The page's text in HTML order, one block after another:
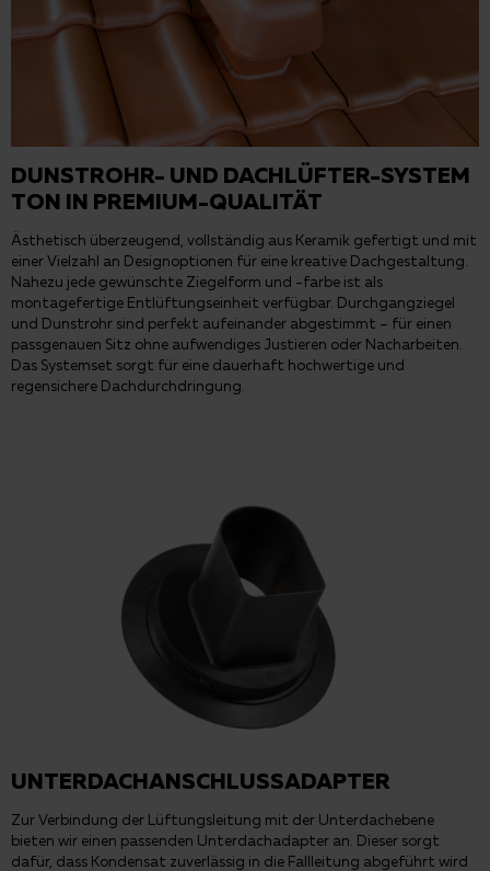
DUNSTROHR- UND DACHLÜFTER-SYSTEM
TON IN PREMIUM-QUALITÄT
Ästhetisch überzeugend, vollständig aus Keramik gefertigt und mit
einer Vielzahl an Designoptionen für eine kreative Dachgestaltung.
Nahezu jede gewünschte Ziegelform und -farbe ist als
montagefertige Entlüftungseinheit verfügbar. Durchgangziegel
und Dunstrohr sind perfekt aufeinander abgestimmt – für einen
passgenauen Sitz ohne aufwendiges Justieren oder Nacharbeiten.
Das Systemset sorgt für eine dauerhaft hochwertige und
regensichere Dachdurchdringung.
UNTERDACHANSCHLUSSADAPTER
Zur Verbindung der Lüftungsleitung mit der Unterdachebene
bieten wir einen passenden Unterdachadapter an. Dieser sorgt
dafür, dass Kondensat zuverlässig in die Fallleitung abgeführt wird